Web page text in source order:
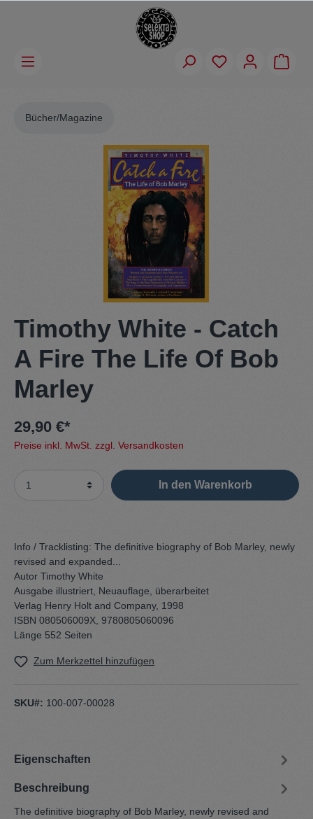
Bücher/Magazine
Timothy White - Catch
A Fire The Life Of Bob
Marley
29,90 €*
Preise inkl. MwSt. zzgl. Versandkosten
In den Warenkorb
Info / Tracklisting: The definitive biography of Bob Marley, newly
revised and expanded...
Autor Timothy White
Ausgabe illustriert, Neuauflage, überarbeitet
Verlag Henry Holt and Company, 1998
ISBN 080506009X, 9780805060096
Länge 552 Seiten
Zum Merkzettel hinzufügen
SKU#: 100-007-00028
Eigenschaften
Beschreibung
The definitive biography of Bob Marley, newly revised and